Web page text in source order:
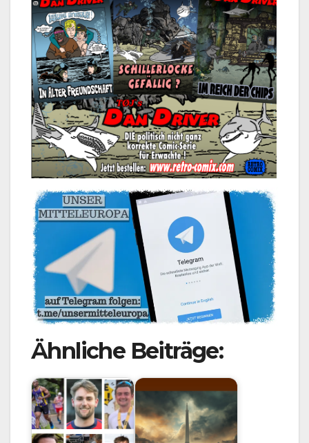
Ähnliche Beiträge: